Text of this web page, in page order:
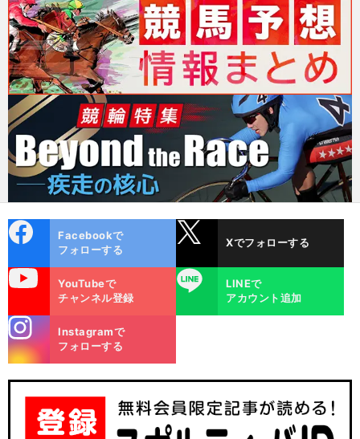
ok
Facebookで
フォローする
Xでフォローする
YouTubeで
チャンネル登録
LINE
LINEで
アカウント追加
m
Instagramで
フォローする